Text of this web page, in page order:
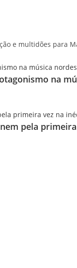
e multidões para
na
pela